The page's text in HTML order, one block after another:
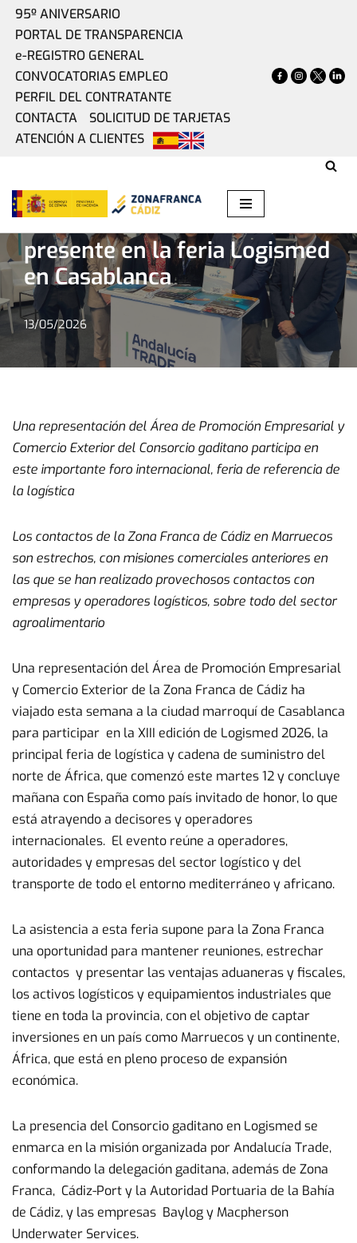
95º ANIVERSARIO
PORTAL DE TRANSPARENCIA
e-REGISTRO GENERAL
CONVOCATORIAS EMPLEO
PERFIL DEL CONTRATANTE
CONTACTA
SOLICITUD DE TARJETAS
ATENCIÓN A CLIENTES
La Zona Franca de Cádiz, presente en
La Zona Franca de Cádiz,
presente en la feria Logismed
en Casablanca
13/05/2026
Una representación del Área de Promoción Empresarial y
Comercio Exterior del Consorcio gaditano participa en
este importante foro internacional, feria de referencia de
la logística
Los contactos de la Zona Franca de Cádiz en Marruecos
son estrechos, con misiones comerciales anteriores en
las que se han realizado provechosos contactos con
empresas y operadores logísticos, sobre todo del sector
agroalimentario
Una representación del Área de Promoción Empresarial
y Comercio Exterior de la Zona Franca de Cádiz ha
viajado esta semana a la ciudad marroquí de Casablanca
para participar en la XIII edición de Logismed 2026, la
principal feria de logística y cadena de suministro del
norte de África, que comenzó este martes 12 y concluye
mañana con España como país invitado de honor, lo que
está atrayendo a decisores y operadores
internacionales. El evento reúne a operadores,
autoridades y empresas del sector logístico y del
transporte de todo el entorno mediterráneo y africano.
La asistencia a esta feria supone para la Zona Franca
una oportunidad para mantener reuniones, estrechar
contactos y presentar las ventajas aduaneras y fiscales,
los activos logísticos y equipamientos industriales que
tiene en toda la provincia, con el objetivo de captar
inversiones en un país como Marruecos y un continente,
África, que está en pleno proceso de expansión
económica.
La presencia del Consorcio gaditano en Logismed se
enmarca en la misión organizada por Andalucía Trade,
conformando la delegación gaditana, además de Zona
Franca, Cádiz-Port y la Autoridad Portuaria de la Bahía
de Cádiz, y las empresas Baylog y Macpherson
Underwater Services.